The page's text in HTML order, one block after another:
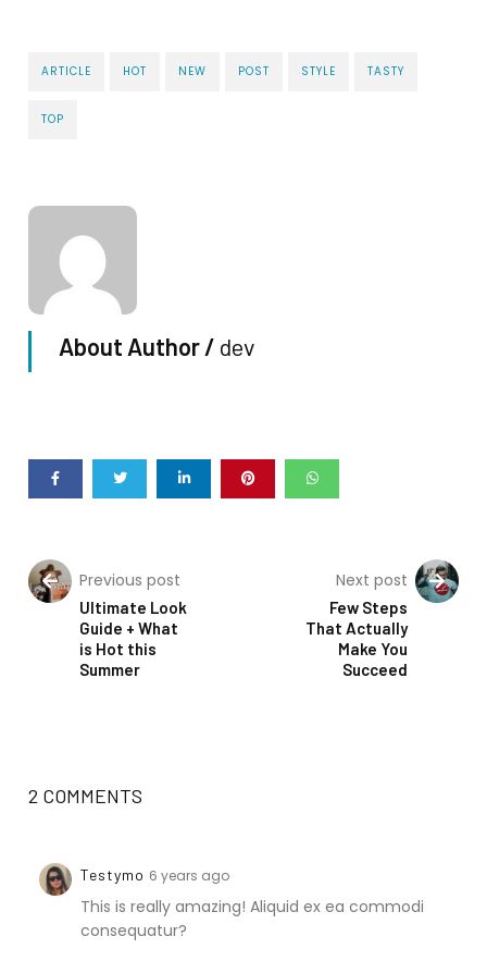
ARTICLE HOT NEW POST STYLE TASTY
TOP
About Author / dev
Previous post
Ultimate Look
Guide + What
is Hot this
Summer
Next post
Few Steps
That Actually
Make You
Succeed
2 COMMENTS
Testymo 6 years ago
This is really amazing! Aliquid ex ea commodi
consequatur?